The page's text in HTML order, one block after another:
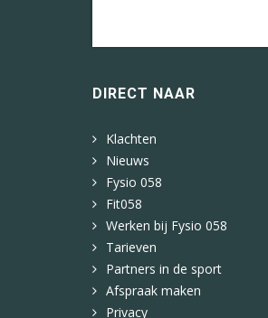
DIRECT NAAR
Klachten
Nieuws
Fysio 058
Fit058
Werken bij Fysio 058
Tarieven
Partners in de sport
Afspraak maken
Privacy